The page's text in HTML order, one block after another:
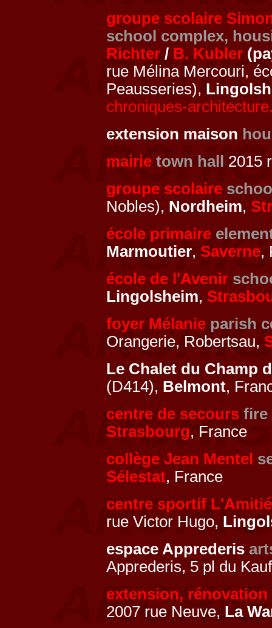
groupe scolaire
school complex,
Richter / B. Kubler
rue Mélina Mercouri,
Peausseries),
chroniques-
extension maison
mairie town hall
2015
groupe scolaire
Nobles), Nordheim,
école primaire
Marmoutier, Saverne,
école de l'Avenir
Lingolsheim,
foyer Mélanie parish
Orangerie, Robertsau,
Le Chalet du Champ
(D414), Belmont,
centre de secours fire
Strasbourg, France
collège Jean Mentel
Sélestat, France
centre sportif L'Amitié
rue Victor Hugo,
espace Apprederis
Apprederis, 5 pl du
extension,
2007 rue Neuve, La